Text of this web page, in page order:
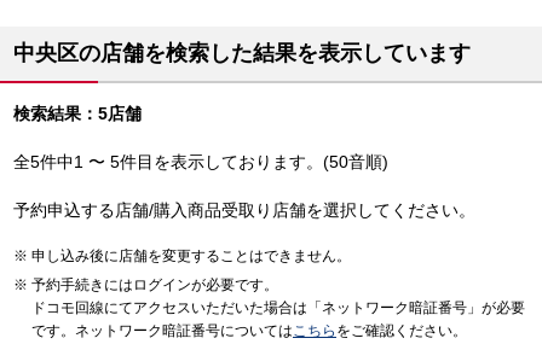
中央区の店舗を検索した結果を表示しています
検索結果：5店舗
全5件中1 〜 5件目を表示しております。(50音順)
予約申込する店舗/購入商品受取り店舗を選択してください。
申し込み後に店舗を変更することはできません。
予約手続きにはログインが必要です。
ドコモ回線にてアクセスいただいた場合は「ネットワーク暗証番号」が必要
です。ネットワーク暗証番号についてはこちら をご確認ください。